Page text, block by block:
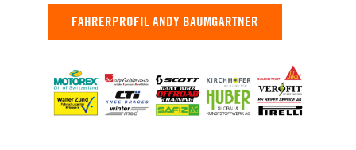
FAHRERPROFIL ANDY BAUMGARTNER